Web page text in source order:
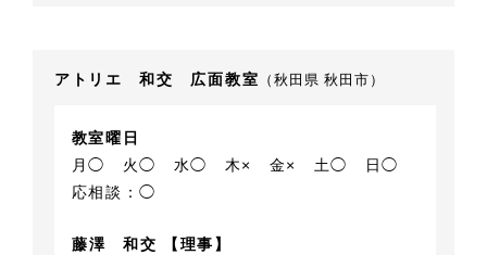
アトリエ 和交 広面教室 （秋田県 秋田市）
教室曜日
月◯
火◯ 水◯ 木× 金× 土◯
日◯
応相談：◯
藤澤 和交 【理事】